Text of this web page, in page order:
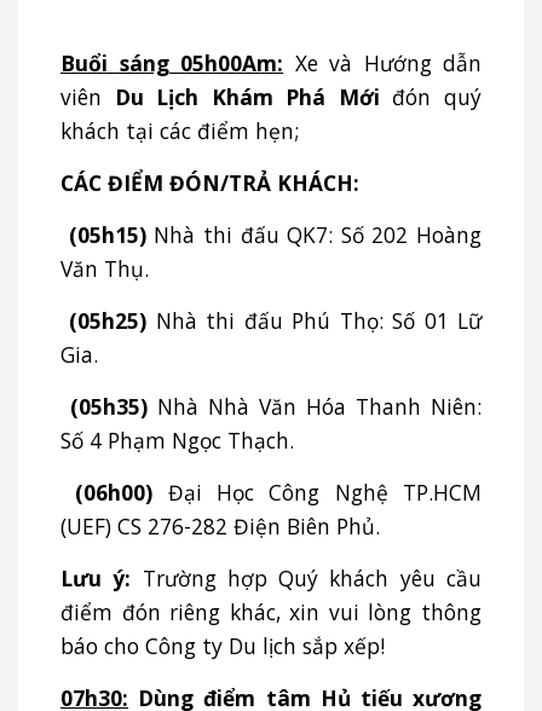
Buổi sáng 05h00Am: Xe và Hướng dẫn
viên Du Lịch Khám Phá Mới đón quý
khách tại các điểm hẹn;
CÁC ĐIỂM ĐÓN/TRẢ KHÁCH:
(05h15)Nhà thi đấu QK7: Số 202 Hoàng
Văn Thụ.
(05h25) Nhà thi đấu Phú Thọ: Số 01 Lữ
Gia.
(05h35) Nhà Nhà Văn Hóa Thanh Niên:
Số 4 Phạm Ngọc Thạch.
(06h00) Đại Học Công Nghệ TP.HCM
(UEF) CS 276-282 Điện Biên Phủ.
Lưu ý: Trường hợp Quý khách yêu cầu
điểm đón riêng khác, xin vui lòng thông
báo cho Công ty Du lịch sắp xếp!
07h30: Dùng điểm tâm Hủ tiếu xương